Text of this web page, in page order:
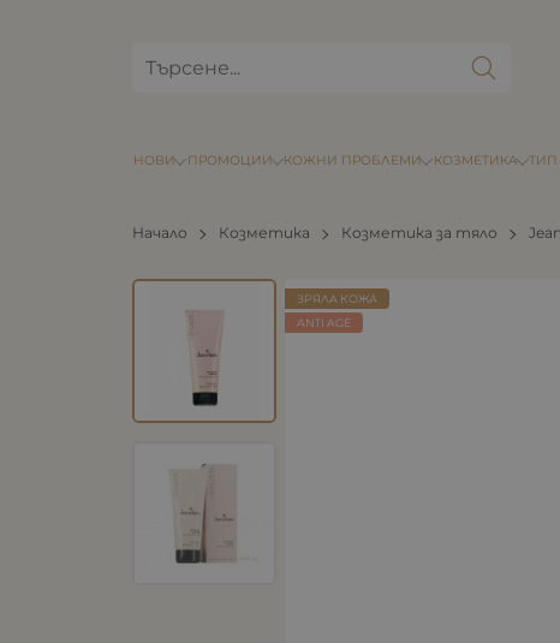
КОЗМЕТИКА
НОВИ ПРОМОЦИИ КОЖНИ ПРОБЛЕМИ
Начало Козметика Козметика за тяло
ЗРЯЛА КОЖА
ANTI AGE